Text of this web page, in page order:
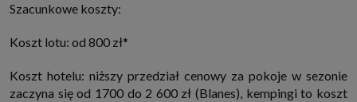
Szacunkowe koszty:
Koszt lotu: od 800 zł*
Koszt hotelu: niższy przedział cenowy za pokoje w sezonie
zaczyna się od 1700 do 2 600 zł (Blanes), kempingi to koszt